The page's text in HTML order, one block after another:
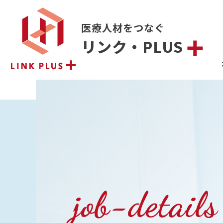
医療人材をつなぐ
リンク・PLUS
job-details